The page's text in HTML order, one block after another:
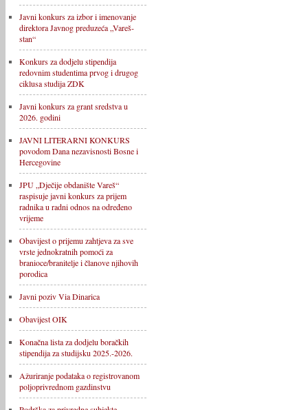
Javni konkurs za izbor i imenovanje
direktora Javnog preduzeća „Vareš-
stan“
Konkurs za dodjelu stipendija
redovnim studentima prvog i drugog
ciklusa studija ZDK
Javni konkurs za grant sredstva u
2026. godini
JAVNI LITERARNI KONKURS
povodom Dana nezavisnosti Bosne i
Hercegovine
JPU „Dječije obdanište Vareš“
raspisuje javni konkurs za prijem
radnika u radni odnos na određeno
vrijeme
Obavijest o prijemu zahtjeva za sve
vrste jednokratnih pomoći za
branioce/branitelje i članove njihovih
porodica
Javni poziv Via Dinarica
Obavijest OIK
Konačna lista za dodjelu boračkih
stipendija za studijsku 2025.-2026.
Ažuriranje podataka o registrovanom
poljoprivrednom gazdinstvu